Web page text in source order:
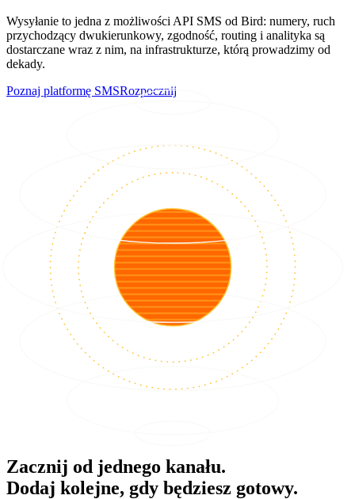
Wysyłanie to jedna z możliwości API SMS od Bird: numery, ruch
przychodzący dwukierunkowy, zgodność, routing i analityka są
dostarczane wraz z nim, na infrastrukturze, którą prowadzimy od
dekady.
Poznaj platformę SMSRozpocznij
Zacznij od jednego kanału.
Dodaj kolejne, gdy będziesz gotowy.